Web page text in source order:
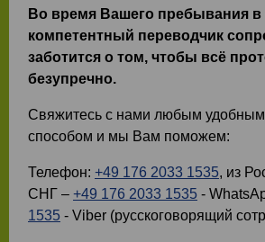
Во время Вашего пребывания в
компетентный переводчик
заботится о том, чтобы всё
безупречно.
Свяжитесь с нами любым
способом и мы Вам поможем:
Телефон: +49 176 2033 1535, из
СНГ ‒ +49 176 2033 1535 -
1535 - Viber (русскоговорящий